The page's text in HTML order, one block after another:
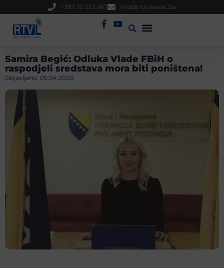
+387 35 553 967 info@rtvlukavac.ba
Samira Begić: Odluka Vlade FBiH o
raspodjeli sredstava mora biti poništena!
Objavljeno: 05.04.2020.